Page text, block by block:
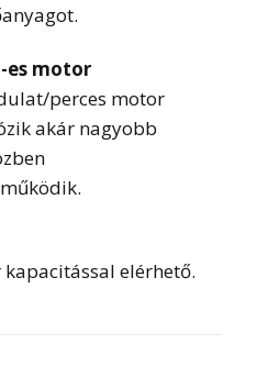
es motor
perces motor
akár nagyobb
elérhető.